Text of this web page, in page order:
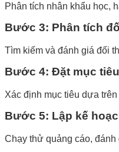
Phân tích nhân khẩu học,
Bước 3: Phân tích
Tìm kiếm và đánh giá đối
Bước 4: Đặt mục
Xác định mục tiêu dựa
Bước 5: Lập kế
Chạy thử quảng cáo, đánh